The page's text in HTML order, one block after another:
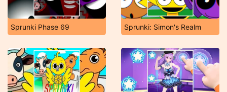
Sprunki Phase 69 Sprunki: Simon's Realm